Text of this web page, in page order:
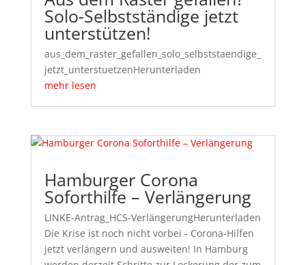
Solo-Selbstständige jetzt
unterstützen!
aus_dem_raster_gefallen_solo_selbststaendige_
jetzt_unterstuetzenHerunterladen
mehr lesen
Hamburger Corona
Soforthilfe – Verlängerung
LINKE-Antrag_HCS-VerlängerungHerunterladen
Die Krise ist noch nicht vorbei - Corona-Hilfen
jetzt verlängern und ausweiten! In Hamburg